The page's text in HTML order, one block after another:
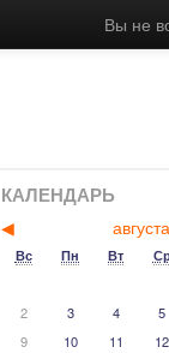
Вы не
КАЛЕНДАРЬ
◀︎
Вс Пн Вт
2
3 4 5
9
10 11 12